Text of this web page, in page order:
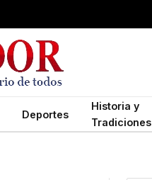
Deportes
Historia y
Tradiciones